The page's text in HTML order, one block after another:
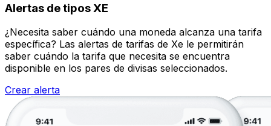
Alertas de tipos XE
¿Necesita saber cuándo una moneda alcanza una tarifa
específica? Las alertas de tarifas de Xe le permitirán
saber cuándo la tarifa que necesita se encuentra
disponible en los pares de divisas seleccionados.
Crear alerta